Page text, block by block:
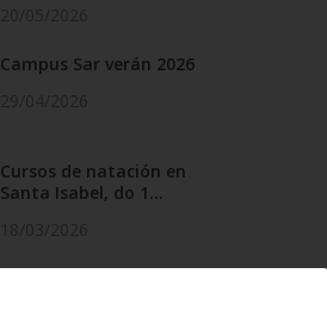
Campus Sar verán 2026
Cursos de natación en
Santa Isabel, do 1...